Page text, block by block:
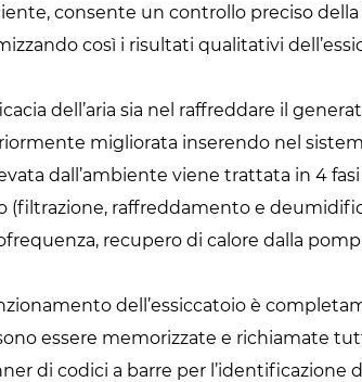
consente un controllo preciso
così i risultati qualitativi
dell’aria sia nel raffreddare il
migliorata inserendo nel
dall’ambiente viene trattata in 4
(filtrazione, raffreddamento e
recupero di calore dalla
dell’essiccatoio è
essere memorizzate e richiamate
di codici a barre per